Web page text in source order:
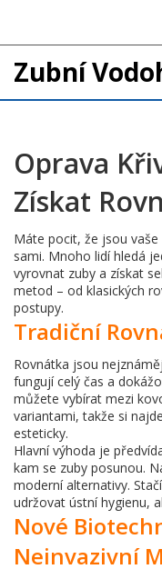
Zubní
Oprava
Získat
Máte pocit, že jsou
sami. Mnoho lidí hledá
vyrovnat zuby a získat
metod – od klasických
postupy.
Tradiční
Rovnátka jsou
fungují celý čas a
můžete vybírat mezi
variantami, takže si
esteticky.
Hlavní výhoda je
kam se zuby posunou.
moderní alternativy.
udržovat ústní hygienu,
Nové
Neinvazivní